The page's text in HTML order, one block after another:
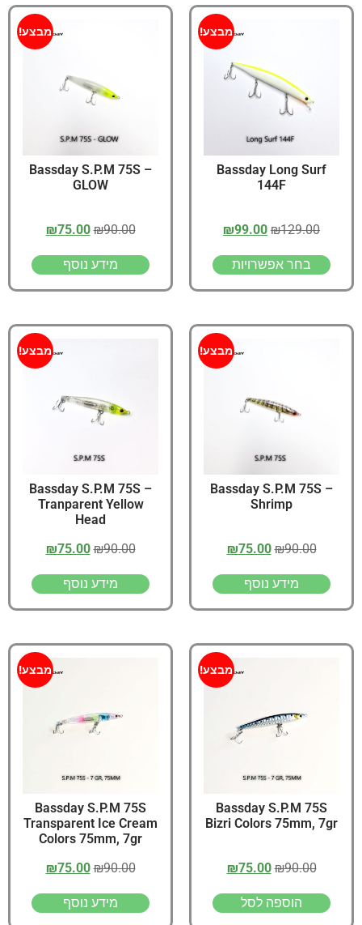
מבצע!
Bassday Long Surf
144F
₪129.00
₪99.00
בחר אפשרויות
מבצע!
Bassday S.P.M 75S –
GLOW
₪90.00
₪75.00
מידע נוסף
מבצע!
Bassday S.P.M 75S –
Shrimp
₪90.00
₪75.00
מידע נוסף
מבצע!
Bassday S.P.M 75S –
Tranparent Yellow
Head
₪90.00
₪75.00
מידע נוסף
מבצע!
Bassday S.P.M 75S
Bizri Colors 75mm, 7gr
₪90.00
₪75.00
הוספה לסל
מבצע!
Bassday S.P.M 75S
Transparent Ice Cream
Colors 75mm, 7gr
₪90.00
₪75.00
מידע נוסף